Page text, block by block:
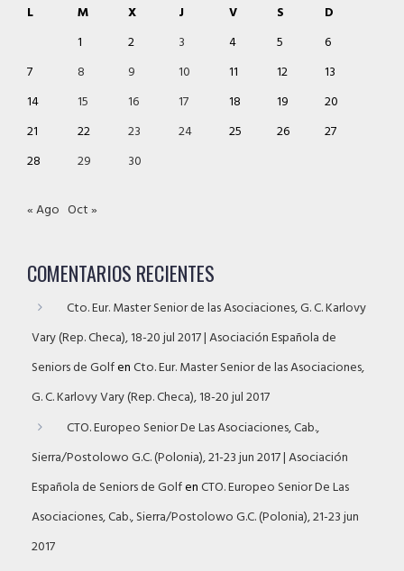
L
M X J V S
D
1
2 3 4 5
6
7
8 9 10 11 12
13
14
15 16 17 18 19
20
21
22 23 24 25 26
27
28
29 30
« Ago Oct »
COMENTARIOS RECIENTES
Cto. Eur. Master Senior de las Asociaciones, G. C. Karlovy
Vary (Rep. Checa), 18-20 jul 2017 | Asociación Española de
Seniors de GolfenCto. Eur. Master Senior de las Asociaciones,
G. C. Karlovy Vary (Rep. Checa), 18-20 jul 2017
CTO. Europeo Senior De Las Asociaciones, Cab.,
Sierra/Postolowo G.C. (Polonia), 21-23 jun 2017 | Asociación
Española de Seniors de GolfenCTO. Europeo Senior De Las
Asociaciones, Cab., Sierra/Postolowo G.C. (Polonia), 21-23 jun
2017